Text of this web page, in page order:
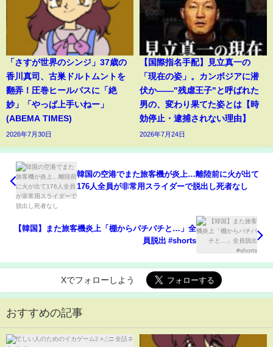
「さすが世界のシンジ」37歳の
香川真司、古巣ドルトムントを
翻弄！圧巻ヒールパスに「絶
妙」「やっぱ上手いねー」
(ABEMA TIMES)
2026年7月30日
【国際指名手配】見立真一の
「現在の姿」。カンボジアに潜
伏か――"残虐王子"と呼ばれた
男の、変わり果てた姿とは【時
効停止・逮捕されない理由】
2026年7月24日
韓国の空港でまた旅客機が炎上…離陸前に火が出て
176人全員が非常用スライダーで脱出し死者なし
【韓国】また旅客機炎上「棚からパチパチと…」全
員脱出 #shorts
Xでフォローしよう
おすすめの記事